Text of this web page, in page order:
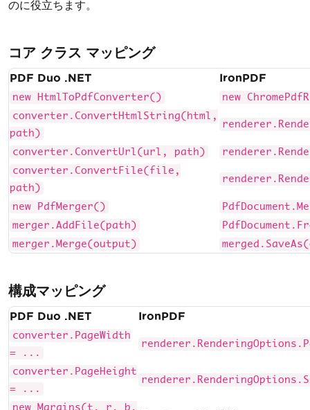
のに役立ちます。
コア クラス マッピング
PDF Duo .NET IronPDF
new HtmlToPdfConverter()
new
converter.ConvertHtmlString(html,
path)
converter.ConvertUrl(url, path)
converter.ConvertFile(file,
path)
new PdfMerger()
merger.AddFile(path)
merger.Merge(output)
構成マッピング
PDF Duo .NET IronPDF
converter.PageWidth
= ...
converter.PageHeight
= ...
new Margins(t, r, b,